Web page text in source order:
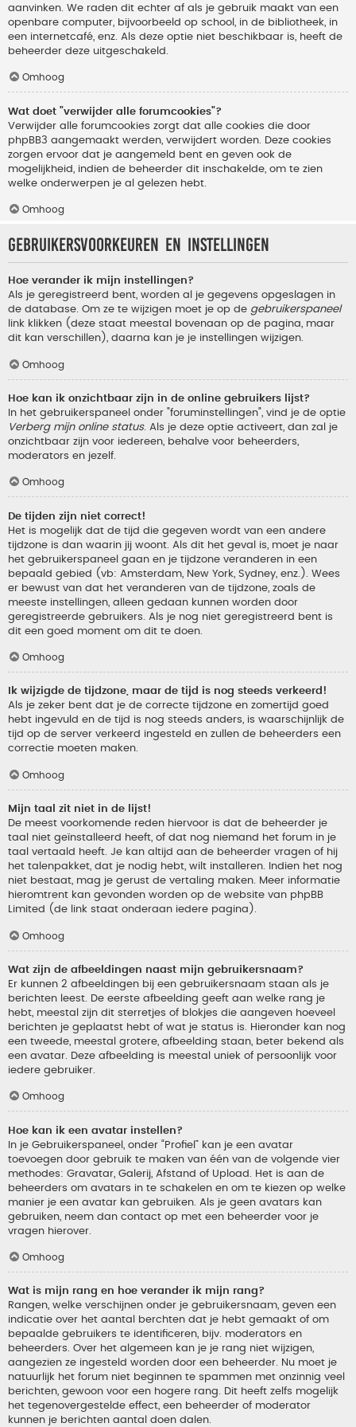
aanvinken. We raden dit echter af als je gebruik maakt van een
openbare computer, bijvoorbeeld op school, in de bibliotheek, in
een internetcafé, enz. Als deze optie niet beschikbaar is, heeft de
beheerder deze uitgeschakeld.
Omhoog
Wat doet "verwijder alle forumcookies"?
Verwijder alle forumcookies zorgt dat alle cookies die door
phpBB3 aangemaakt werden, verwijdert worden. Deze cookies
zorgen ervoor dat je aangemeld bent en geven ook de
mogelijkheid, indien de beheerder dit inschakelde, om te zien
welke onderwerpen je al gelezen hebt.
Omhoog
Gebruikersvoorkeuren en instellingen
Hoe verander ik mijn instellingen?
Als je geregistreerd bent, worden al je gegevens opgeslagen in
de database. Om ze te wijzigen moet je op de gebruikerspaneel
link klikken (deze staat meestal bovenaan op de pagina, maar
dit kan verschillen), daarna kan je je instellingen wijzigen.
Omhoog
Hoe kan ik onzichtbaar zijn in de online gebruikers lijst?
In het gebruikerspaneel onder "foruminstellingen", vind je de optie
Verberg mijn online status. Als je deze optie activeert, dan zal je
onzichtbaar zijn voor iedereen, behalve voor beheerders,
moderators en jezelf.
Omhoog
De tijden zijn niet correct!
Het is mogelijk dat de tijd die gegeven wordt van een andere
tijdzone is dan waarin jij woont. Als dit het geval is, moet je naar
het gebruikerspaneel gaan en je tijdzone veranderen in een
bepaald gebied (vb: Amsterdam, New York, Sydney, enz.). Wees
er bewust van dat het veranderen van de tijdzone, zoals de
meeste instellingen, alleen gedaan kunnen worden door
geregistreerde gebruikers. Als je nog niet geregistreerd bent is
dit een goed moment om dit te doen.
Omhoog
Ik wijzigde de tijdzone, maar de tijd is nog steeds verkeerd!
Als je zeker bent dat je de correcte tijdzone en zomertijd goed
hebt ingevuld en de tijd is nog steeds anders, is waarschijnlijk de
tijd op de server verkeerd ingesteld en zullen de beheerders een
correctie moeten maken.
Omhoog
Mijn taal zit niet in de lijst!
De meest voorkomende reden hiervoor is dat de beheerder je
taal niet geïnstalleerd heeft, of dat nog niemand het forum in je
taal vertaald heeft. Je kan altijd aan de beheerder vragen of hij
het talenpakket, dat je nodig hebt, wilt installeren. Indien het nog
niet bestaat, mag je gerust de vertaling maken. Meer informatie
hieromtrent kan gevonden worden op de website van phpBB
Limited (de link staat onderaan iedere pagina).
Omhoog
Wat zijn de afbeeldingen naast mijn gebruikersnaam?
Er kunnen 2 afbeeldingen bij een gebruikersnaam staan als je
berichten leest. De eerste afbeelding geeft aan welke rang je
hebt, meestal zijn dit sterretjes of blokjes die aangeven hoeveel
berichten je geplaatst hebt of wat je status is. Hieronder kan nog
een tweede, meestal grotere, afbeelding staan, beter bekend als
een avatar. Deze afbeelding is meestal uniek of persoonlijk voor
iedere gebruiker.
Omhoog
Hoe kan ik een avatar instellen?
In je Gebruikerspaneel, onder “Profiel” kan je een avatar
toevoegen door gebruik te maken van één van de volgende vier
methodes: Gravatar, Galerij, Afstand of Upload. Het is aan de
beheerders om avatars in te schakelen en om te kiezen op welke
manier je een avatar kan gebruiken. Als je geen avatars kan
gebruiken, neem dan contact op met een beheerder voor je
vragen hierover.
Omhoog
Wat is mijn rang en hoe verander ik mijn rang?
Rangen, welke verschijnen onder je gebruikersnaam, geven een
indicatie over het aantal berchten dat je hebt gemaakt of om
bepaalde gebruikers te identificeren, bijv. moderators en
beheerders. Over het algemeen kan je je rang niet wijzigen,
aangezien ze ingesteld worden door een beheerder. Nu moet je
natuurlijk het forum niet beginnen te spammen met onzinnig veel
berichten, gewoon voor een hogere rang. Dit heeft zelfs mogelijk
het tegenovergestelde effect, een beheerder of moderator
kunnen je berichten aantal doen dalen.